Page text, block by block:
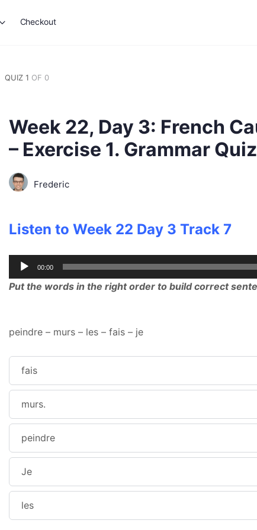
Checkout
QUIZ 1 OF 0
Week 22, Day 3: French
– Exercise 1. Grammar Quiz
Frederic
Listen to Week 22 Day 3 Track 7
Audio
Player
00:00
Put the words in the right order to build correct
peindre – murs – les – fais – je
fais
murs.
peindre
Je
les